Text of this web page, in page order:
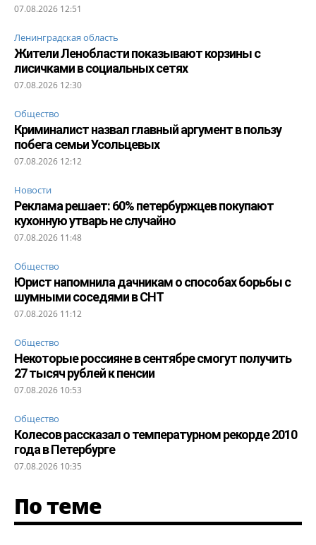
07.08.2026 12:51
Ленинградская область
Жители Ленобласти показывают корзины с
лисичками в социальных сетях
07.08.2026 12:30
Общество
Криминалист назвал главный аргумент в пользу
побега семьи Усольцевых
07.08.2026 12:12
Новости
Реклама решает: 60% петербуржцев покупают
кухонную утварь не случайно
07.08.2026 11:48
Общество
Юрист напомнила дачникам о способах борьбы с
шумными соседями в СНТ
07.08.2026 11:12
Общество
Некоторые россияне в сентябре смогут получить
27 тысяч рублей к пенсии
07.08.2026 10:53
Общество
Колесов рассказал о температурном рекорде 2010
года в Петербурге
07.08.2026 10:35
По теме